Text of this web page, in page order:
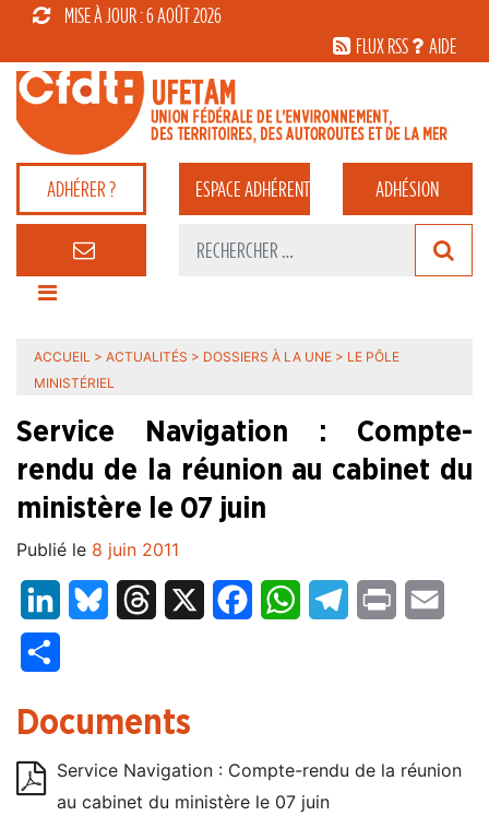
MISE À JOUR : 6 AOÛT 2026
FLUX RSS
AIDE
ADHÉRER ? ESPACEADHÉRENT ADHÉSION
ACCUEIL > ACTUALITÉS > DOSSIERS À LA UNE > LE PÔLE
MINISTÉRIEL
Service Navigation : Compte-
rendu de la réunion au cabinet du
ministère le 07 juin
Publié le 8 juin 2011
LinkedInBluesky Threads FacebookWhatsAppTelegram
Print
Documents
Service Navigation : Compte-rendu de la réunion
au cabinet du ministère le 07 juin